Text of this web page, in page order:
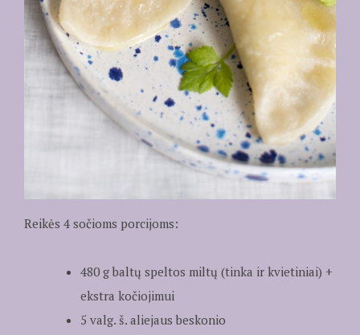
Reikės 4 sočioms porcijoms:
480 g baltų speltos miltų (tinka ir kvietiniai) +
ekstra kočiojimui
5 valg. š. aliejaus beskonio